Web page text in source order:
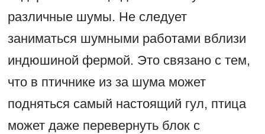
различные шумы. Не следует
заниматься шумными работами вблизи
индюшиной фермой. Это связано с тем,
что в птичнике из за шума может
подняться самый настоящий гул, птица
может даже перевернуть блок с